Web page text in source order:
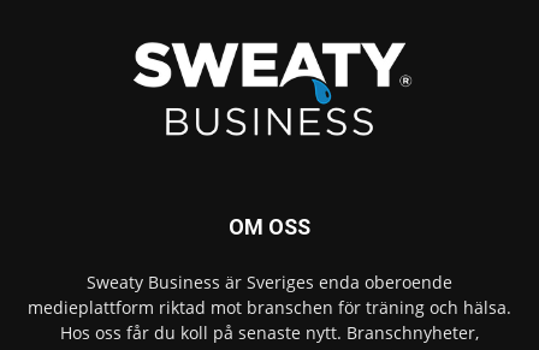
OM OSS
Sweaty Business är Sveriges enda oberoende
medieplattform riktad mot branschen för träning och hälsa.
Hos oss får du koll på senaste nytt. Branschnyheter,